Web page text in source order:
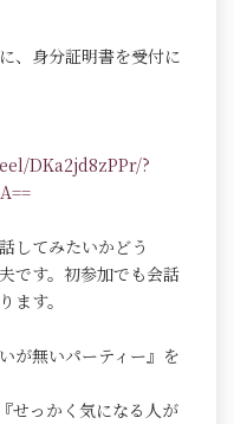
、身分証明書を受付に
DKa2jd8zPPr/?
してみたいかどう
です。初参加でも会話
ます。
が無いパーティー』を
せっかく気になる人が